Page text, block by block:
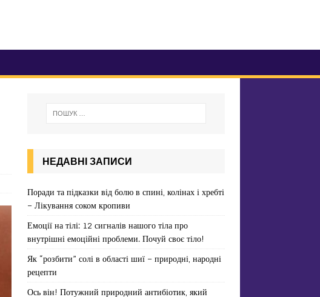
НЕДАВНІ ЗАПИСИ
Поради та підказки від болю в спині, колінах і хребті
– Лікування соком кропиви
Емоції на тілі: 12 сигналів нашого тіла про
внутрішні емоційні проблеми. Почуй своє тіло!
Як “розбити” солі в області шиї – природні, народні
рецепти
Ось він! Потужний природний антибіотик, який